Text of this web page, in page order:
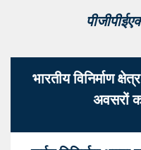
भारतीय विनिर्माण
अवसरों